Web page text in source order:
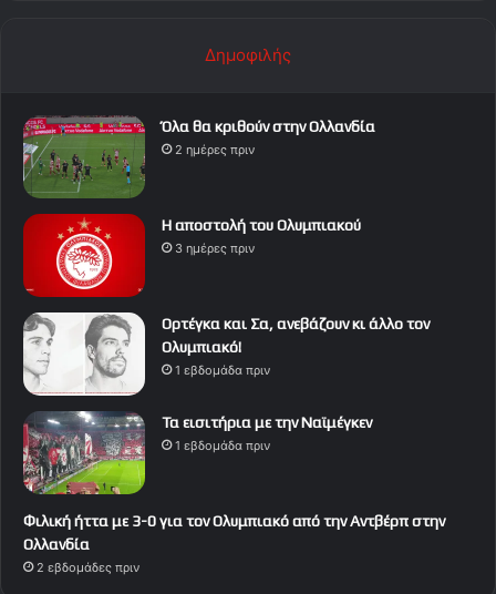
Δημοφιλής
Όλα θα κριθούν στην Ολλανδία
2 ημέρες πριν
Η αποστολή του Ολυμπιακού
3 ημέρες πριν
Ορτέγκα και Σα, ανεβάζουν κι άλλο τον
Ολυμπιακό!
1 εβδομάδα πριν
Τα εισιτήρια με την Ναϊμέγκεν
1 εβδομάδα πριν
Φιλική ήττα με 3-0 για τον Ολυμπιακό από την Αντβέρπ στην
Ολλανδία
2 εβδομάδες πριν